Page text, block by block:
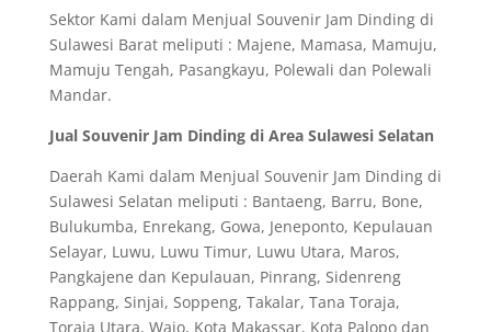
Sektor Kami dalam Menjual Souvenir Jam Dinding di
Sulawesi Barat meliputi : Majene, Mamasa, Mamuju,
Mamuju Tengah, Pasangkayu, Polewali dan Polewali
Mandar.
Jual Souvenir Jam Dinding di Area Sulawesi Selatan
Daerah Kami dalam Menjual Souvenir Jam Dinding di
Sulawesi Selatan meliputi : Bantaeng, Barru, Bone,
Bulukumba, Enrekang, Gowa, Jeneponto, Kepulauan
Selayar, Luwu, Luwu Timur, Luwu Utara, Maros,
Pangkajene dan Kepulauan, Pinrang, Sidenreng
Rappang, Sinjai, Soppeng, Takalar, Tana Toraja,
Toraja Utara, Wajo, Kota Makassar, Kota Palopo dan